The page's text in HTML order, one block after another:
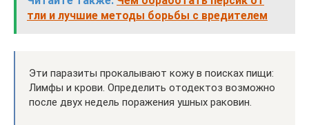
тли и лучшие методы борьбы с вредителем
Эти паразиты прокалывают кожу в поисках пищи:
Лимфы и крови. Определить отодектоз возможно
после двух недель поражения ушных раковин.